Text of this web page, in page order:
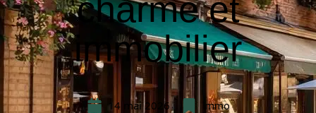
charme et
immobilier
14 mai 2026 Immo